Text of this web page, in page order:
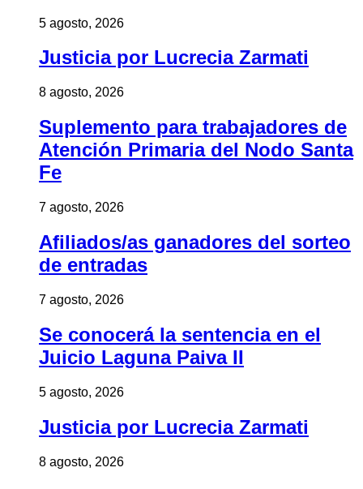
5 agosto, 2026
Justicia por Lucrecia Zarmati
8 agosto, 2026
Suplemento para trabajadores de
Atención Primaria del Nodo Santa
Fe
7 agosto, 2026
Afiliados/as ganadores del sorteo
de entradas
7 agosto, 2026
Se conocerá la sentencia en el
Juicio Laguna Paiva II
5 agosto, 2026
Justicia por Lucrecia Zarmati
8 agosto, 2026